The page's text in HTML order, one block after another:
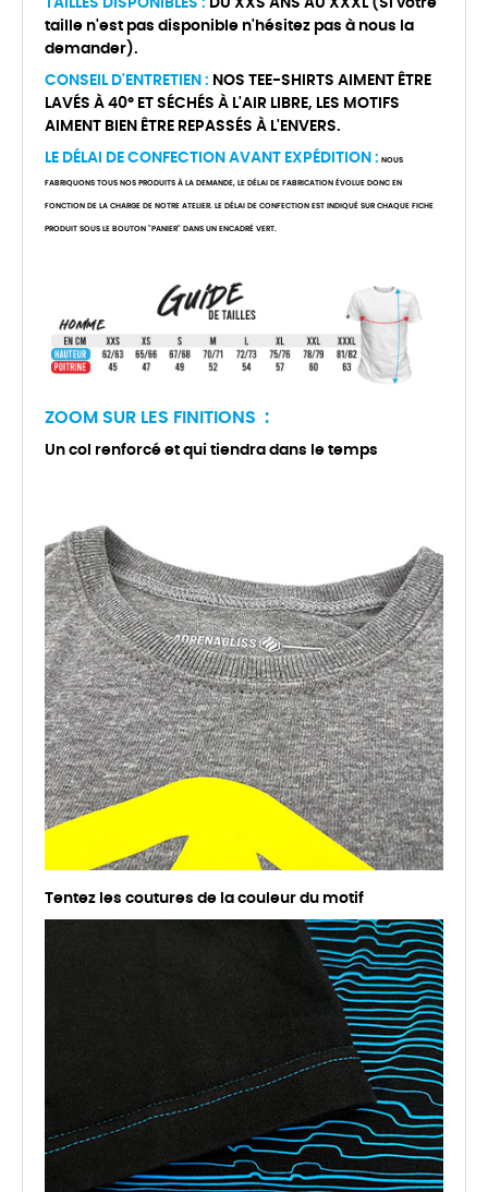
TAILLES DISPONIBLES : DU XXS ANS AU XXXL (Si votre
taille n'est pas disponible n'hésitez pas à nous la
demander).
CONSEIL D'ENTRETIEN : NOS TEE-SHIRTS AIMENT ÊTRE
LAVÉS À 40° ET SÉCHÉS À L'AIR LIBRE, LES MOTIFS
AIMENT BIEN ÊTRE REPASSÉS À L'ENVERS.
LE DÉLAI DE CONFECTION AVANT EXPÉDITION : NOUS
FABRIQUONS TOUS NOS PRODUITS À LA DEMANDE, LE DÉLAI DE FABRICATION ÉVOLUE DONC EN
FONCTION DE LA CHARGE DE NOTRE ATELIER. LE DÉLAI DE CONFECTION EST INDIQUÉ SUR CHAQUE FICHE
PRODUIT SOUS LE BOUTON "PANIER" DANS UN ENCADRÉ VERT.
ZOOM SUR LES FINITIONS :
Un col renforcé et qui tiendra dans le temps
Tentez les coutures de la couleur du motif